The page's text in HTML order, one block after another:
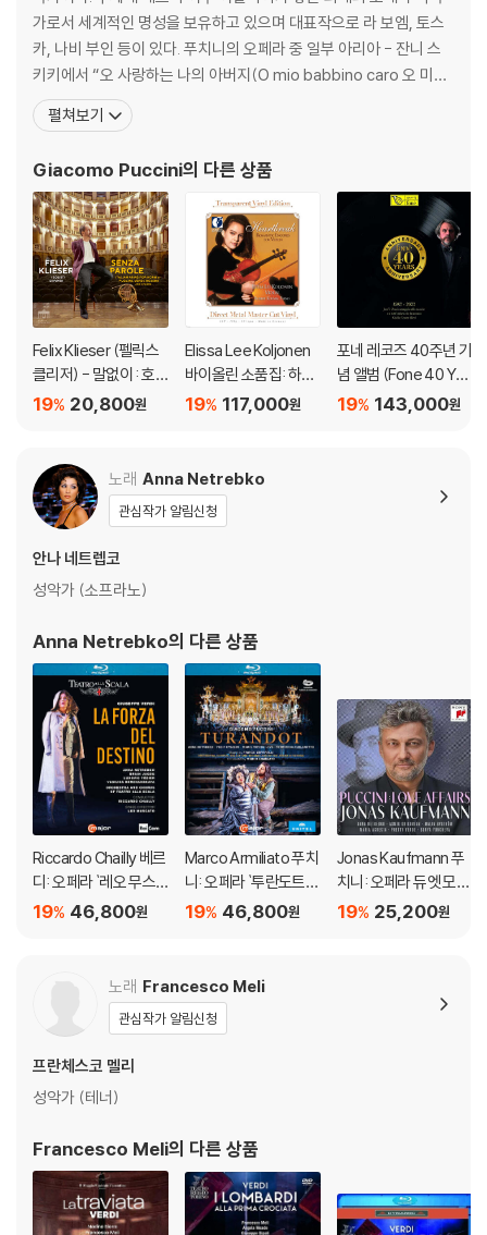
이 전해졌으나 결국 나폴레옹의 승리로 결판났다. 토스카의 연인인 화가
카바라도시는 로마의 공화주의자로서 나폴리 공화국의 끄나풀인 이곳의
경찰총감 스카르피아의 음모에 희생된다.
- 본 실황은 2019년 실황인데, 2020년부터는 코로나로 많은 오페라 극장
행보를 보인 네트렙코에게 어려운 시기가 닥친 걸로 알려져 있다. 실제로
개전 초기에 네트렙코는 전쟁 반대 입장만 밝혔을 뿐 정치적 견해는 밝히
지 않는 바람에 미국과 독일의 여러 극장에서 예정된 캐스팅이 취소되는
수모를 당했다. 얼마 후부터 러시아 정부와 거리를 두는 태도를 취했는데
이때부터는 러시아 쪽에서 배반자 소리를 듣게 되었다. 현재는 거의 정상
적인 활동을 하고 있으며 일부 관객의 비난을 받기도 하지만 평단의 우호
계약취소에 대해 네트랩코에게 손해배상금을 지급하라는 판결을 받았다.
- 본 영상은 네트렙코에 초점이 맞추어졌지만 상대역인 카바라도시와 스
리는 표현력이 단조롭다는 한계가 있지만 최고의 미성을 자랑하는 리리코
테너다. 최근 유행했던 스핀토 음색의 카바라도시가 아니란 점에서 인상적
이다. 루카 살시는 현재 베르디 및 푸치니, 베리즈모 레퍼토리에 강점을 지
※ 4K블루레이, 3D 블루레이 재생 관련 안내
1) 4K UHD 디스크는 대용량의 데이터 전송이 필요하므로 4K전용 플레
이어를 사용하셔야 합니다. 더불어 플레이어 소프트웨어 최신 버전의 업데
이트, 대용량 케이블 사용이 필수입니다.
2) 3D 블루레이는 전용 플레이어와 3D 지원 TV를 통해서만 재생 가능합
니다.
※ 아웃케이스/구성품/포장 상태
1) 제작/배송 과정에서 경미한 아웃케이스 주름, 모서리 눌림 및 갈라짐이
발생할 수 있습니다. 반품을 원하실 경우 미개봉 상태로 문의 부탁드립니
3) 렌티큘러 스틸북의 경우, 보호필름이 붙어 판매되기도 합니다. 보호필
름 손상에 의한 교환/반품은 불가합니다.
4) 본품 보호를 위해 노란색의 카톤 박스로 재포장한 경우, 카톤박스 손상
에 의한 교환/반품은 불가합니다.
5) 아웃케이스/구성품/포장 상태 불량에 의한 교환/반품 신청시 불량 확
환/반품이 제한될 수 있습니다.
※ 디스크 재생 불량
1) 기기 문제로 인해 발생하는 재생 불량 현상에 대해서는 반품/교환이 불
가로서 세계적인 명성을 보유하고 있으며 대표작으로 라 보엠, 토스
카, 나비 부인 등이 있다. 푸치니의 오페라 중 일부 아리아 - 잔니 스
키키에서 “오 사랑하는 나의 아버지(O mio babbino caro 오 미오
바비노 카로[*])”와 투란도트에서 “공주는 잠 못이루고(Nessun D
orma 네순 도르마[*])”등 - 는 널리 알려져 있다. 그는 주세페 베르
으로 사용한 작곡
펼쳐보기
Giacomo Puccini의 다른 상품
Felix Klieser (펠릭스
클리저) - 말없이 : 호른
으로 연주하는 이탈리
Horn by Puccini, Ver
di, Rossini and other
s)
20,800원
19%
Elissa Lee Koljonen
바이올린 소품집: 하트
브레이크 (Heartbrea
리어 컬러 2LP]
117,000원
19%
포네 레코즈 40주년 기
념 앨범 (Fone 40 Yea
rs 1983-2023) [2L
143,000원
19%
노래 Anna Netrebko
관심작가 알림신청
안나 네트렙코
성악가 (소프라노)
Anna Netrebko의 다른 상품
Riccardo Chailly 베르
디: 오페라 `레오 무스
카토` (Verdi: Opera `
46,800원
19%
Marco Armiliato 푸치
니: 오페라 `투란도트`
(Puccini: Turandot)
46,800원
19%
Jonas Kaufmann 푸
치니: 오페라 듀엣 모음
집 (Puccini: Love Aff
25,200원
19%
노래 Francesco Meli
관심작가 알림신청
프란체스코 멜리
성악가 (테너)
Francesco Meli의 다른 상품